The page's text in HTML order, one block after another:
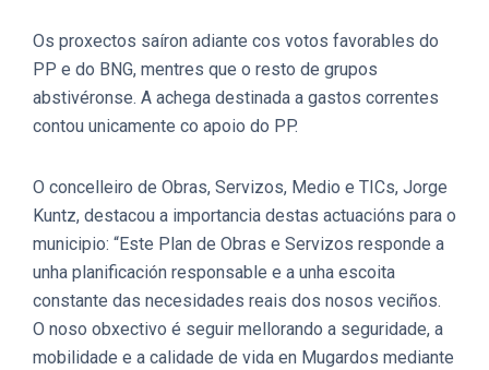
Os proxectos saíron adiante cos votos favorables do
PP e do BNG, mentres que o resto de grupos
abstivéronse. A achega destinada a gastos correntes
contou unicamente co apoio do PP.
O concelleiro de Obras, Servizos, Medio e TICs, Jorge
Kuntz, destacou a importancia destas actuacións para o
municipio: “Este Plan de Obras e Servizos responde a
unha planificación responsable e a unha escoita
constante das necesidades reais dos nosos veciños.
O noso obxectivo é seguir mellorando a seguridade, a
mobilidade e a calidade de vida en Mugardos mediante